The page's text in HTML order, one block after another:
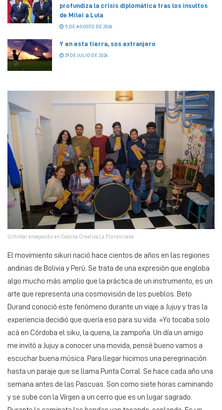
profundiza la crisis diplomática tras los insultos
de Milei a Lula
5 DE AGOSTO DE 2026
Y en esta tierra, sos extranjero
29 DE JULIO DE 2026
Uchimar ensayando en Casona Creativa La Florenciana
El movimiento sikuri nació hace cientos de años en las regiones
andinas de Bolivia y Perú. Se trata de una expresión que engloba
algo mucho más amplio que la práctica de un instrumento, es un
arte que representa una cosmovisión de los pueblos. Beto
Durand conoció este fenómeno durante un viaje a Jujuy y tras la
experiencia decidió que quería eso para su vida. «Yo tocaba solo
acá en Córdoba el siku, la quena, la zampoña. Un día un amigo
me invitó a Jujuy a conocer una movida, pensé bueno vamos a
escuchar buena música. Para llegar hicimos una peregrinación
hasta un paraje que se llama Punta Corral. Se hace cada año una
semana antes de las Pascuas. Son como siete horas caminando
y se sube con la Vírgen a un cerro que es un lugar sagrado.